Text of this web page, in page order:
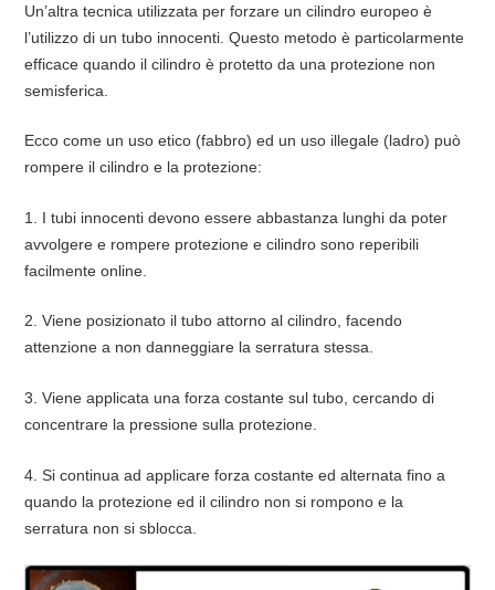
Un’altra tecnica utilizzata per forzare un cilindro europeo è
l’utilizzo di un tubo innocenti. Questo metodo è particolarmente
efficace quando il cilindro è protetto da una protezione non
semisferica.
Ecco come un uso etico (fabbro) ed un uso illegale (ladro) può
rompere il cilindro e la protezione:
1. I tubi innocenti devono essere abbastanza lunghi da poter
avvolgere e rompere protezione e cilindro sono reperibili
facilmente online.
2. Viene posizionato il tubo attorno al cilindro, facendo
attenzione a non danneggiare la serratura stessa.
3. Viene applicata una forza costante sul tubo, cercando di
concentrare la pressione sulla protezione.
4. Si continua ad applicare forza costante ed alternata fino a
quando la protezione ed il cilindro non si rompono e la
serratura non si sblocca.